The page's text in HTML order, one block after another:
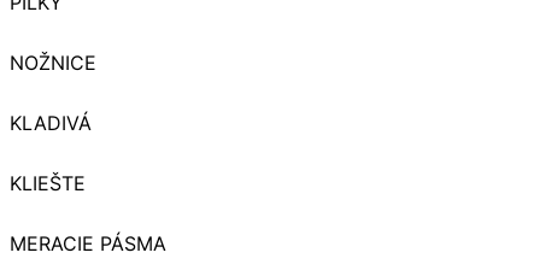
NOŽNICE
KLADIVÁ
KLIEŠTE
MERACIE PÁSMA